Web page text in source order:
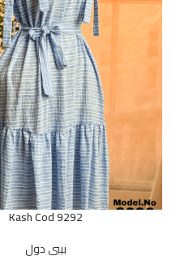
Kash Cod 9292
بيبي دول